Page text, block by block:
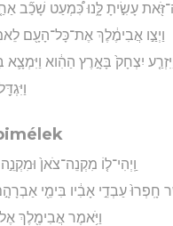
עָשִׂ֣יתָ לָּ֑נוּ כִּ֠מְעַט שָׁכַ֞ב
וַיְצַ֣ו אֲבִימֶ֔לֶךְ אֶת־כָּל־הָעָ֖ם
יִצְחָק֙ בָּאָ֣רֶץ הַהִ֔וא
וַֽיְהִי־ל֤וֹ מִקְנֵה־צֹאן֙
חָֽפְרוּ֙ עַבְדֵ֣י אָבִ֔יו בִּימֵ֖י
וַיֹּ֥אמֶר אֲבִימֶ֖לֶךְ